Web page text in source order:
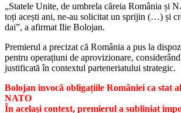
„Statele Unite, de umbrela căreia România și
toți acești ani, ne-au solicitat un sprijin (…) și
dai”, a afirmat Ilie Bolojan.
Premierul a precizat că România a pus la
pentru operațiuni de aprovizionare,
justificată în contextul parteneriatului strategic.
Bolojan invocă obligațiile României ca stat
NATO
În același context, premierul a subliniat